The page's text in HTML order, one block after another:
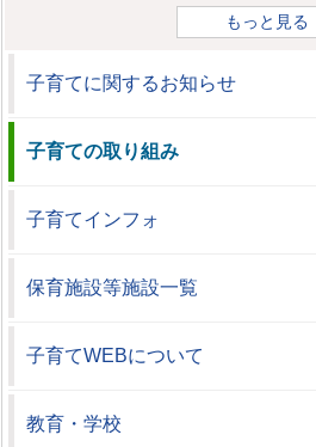
もっと見る
子育てに関するお知らせ
子育ての取り組み
子育てインフォ
保育施設等施設一覧
子育てWEBについて
教育・学校